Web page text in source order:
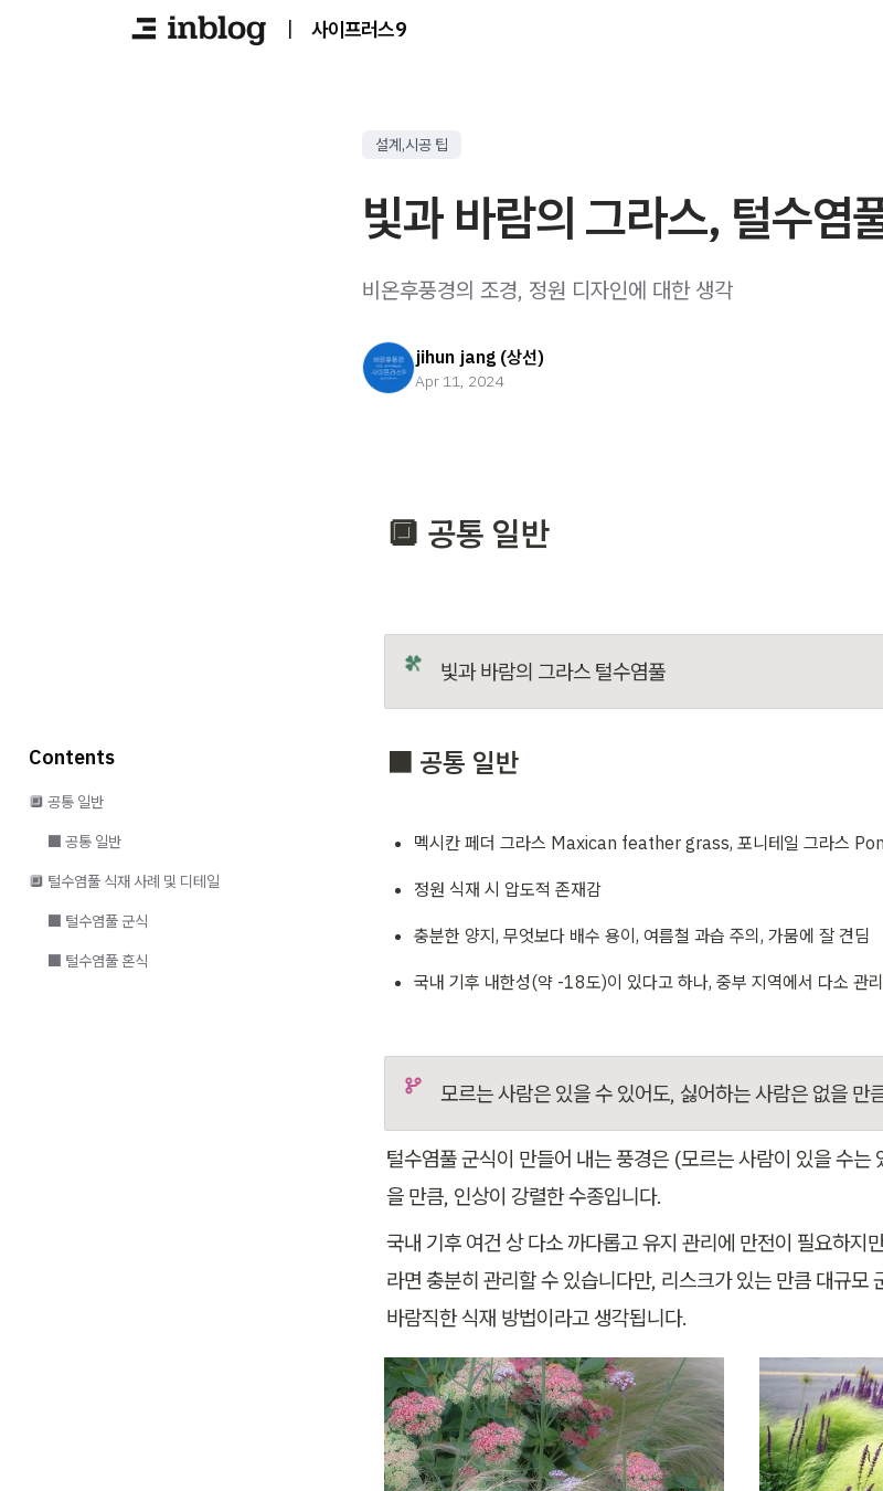
| 사이프러스9
설계,시공 팁
빛과 바람의 그라스, 털수염
비온후풍경의 조경, 정원 디자인에 대한 생각
jihun jang (상선)
Apr 11, 2024
🔲 공통 일반
빛과 바람의 그라스 털수염풀
⬛ 공통 일반
멕시칸 페더 그라스 Maxican feather grass, 포니테일 그라스
정원 식재 시 압도적 존재감
충분한 양지, 무엇보다 배수 용이, 여름철 과습 주의, 가뭄에 잘 견딤
국내 기후 내한성(약 -18도)이 있다고 하나, 중부 지역에서 다소 관
모르는 사람은 있을 수 있어도, 싫어하는 사람은 없을 만
털수염풀 군식이 만들어 내는 풍경은 (모르는 사람이 있을 수는
을 만큼, 인상이 강렬한 수종입니다.
국내 기후 여건 상 다소 까다롭고 유지 관리에 만전이 필요하지
라면 충분히 관리할 수 있습니다만, 리스크가 있는 만큼 대규모
바람직한 식재 방법이라고 생각됩니다.
Contents
🔲 공통 일반
⬛ 공통 일반
🔲 털수염풀 식재 사례 및 디테일
⬛ 털수염풀 군식
⬛ 털수염풀 혼식